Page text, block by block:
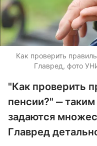
Как проверить
Главред, фото
"Как проверить
пенсии?" ‒
задаются
Главред